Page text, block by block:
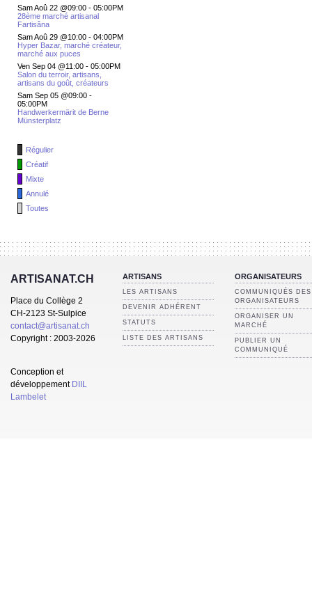
Sam Aoû 22 @09:00 - 05:00PM
28ème marché artisanal
Fartisâna
Sam Aoû 29 @10:00 - 04:00PM
Hyper Bazar, marché créateur,
marché aux puces
Ven Sep 04 @11:00 - 05:00PM
Salon du terroir, artisans,
artisans du goût, créateurs
Sam Sep 05 @09:00 -
05:00PM
Handwerkermärit de Berne
Münsterplatz
Régulier
Créatif
Mixte
Annulé
Toutes
ARTISANAT.CH
Place du Collège 2
CH-2123 St-Sulpice
contact@artisanat.ch
Copyright : 2003-2026
Conception et
développement DIIL
Lambelet
ARTISANS
LES ARTISANS
DEVENIR ADHÉRENT
STATUTS
LISTE DES ARTISANS
ORGANISATEURS
COMMUNIQUÉS DES
ORGANISATEURS
ORGANISER UN
MARCHÉ
PUBLIER UN
COMMUNIQUÉ